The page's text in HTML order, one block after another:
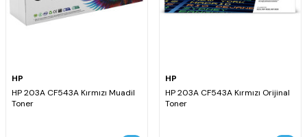
HP
HP 203A CF543A Kırmızı Muadil
Toner
HP
HP 203A CF543A Kırmızı Orijinal
Toner